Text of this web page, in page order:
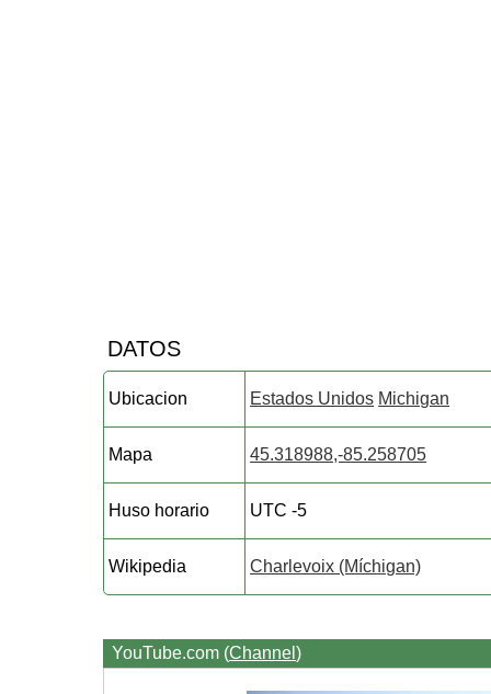
DATOS
Ubicacion Estados Unidos Michigan
Mapa 45.318988,-85.258705
Huso horario UTC -5
Wikipedia Charlevoix (Míchigan)
YouTube.com (Channel)